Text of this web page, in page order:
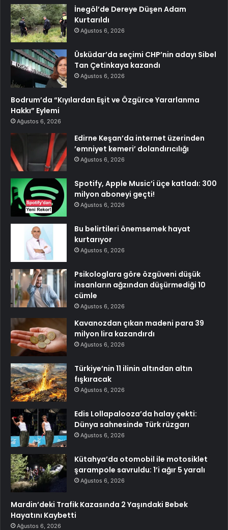
İnegöl’de Dereye Düşen Adam
Kurtarıldı
Ağustos 6, 2026
Üsküdar’da seçimi CHP’nin adayı Sibel
Tan Çetinkaya kazandı
Ağustos 6, 2026
Bodrum’da “Kıyılardan Eşit ve Özgürce Yararlanma
Hakkı” Eylemi
Ağustos 6, 2026
Edirne Keşan’da internet üzerinden
’emniyet kemeri’ dolandırıcılığı
Ağustos 6, 2026
Spotify, Apple Music’i üçe katladı: 300
milyon aboneyi geçti!
Ağustos 6, 2026
Bu belirtileri önemsemek hayat
kurtarıyor
Ağustos 6, 2026
Psikologlara göre özgüveni düşük
insanların ağzından düşürmediği 10
cümle
Ağustos 6, 2026
Kavanozdan çıkan madeni para 39
milyon lira kazandırdı
Ağustos 6, 2026
Türkiye’nin 11 ilinin altından altın
fışkıracak
Ağustos 6, 2026
Edis Lollapalooza’da halay çekti:
Dünya sahnesinde Türk rüzgarı
Ağustos 6, 2026
Kütahya’da otomobil ile motosiklet
şarampole savruldu: 1’i ağır 5 yaralı
Ağustos 6, 2026
Mardin’deki Trafik Kazasında 2 Yaşındaki Bebek
Hayatını Kaybetti
Ağustos 6, 2026